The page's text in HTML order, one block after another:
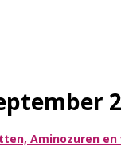
Aminozuren en